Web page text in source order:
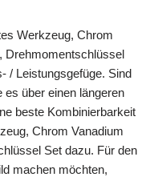
Werkzeug, Chrom
Drehmomentschlüssel
/ Leistungsgefüge. Sind
über einen längeren
beste Kombinierbarkeit
Chrom Vanadium
Set dazu. Für den
machen möchten,